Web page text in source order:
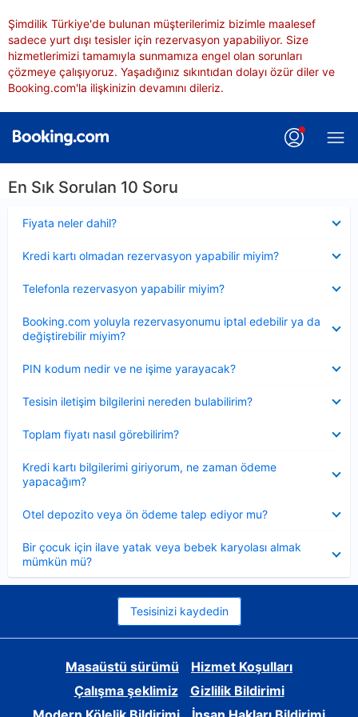
Şimdilik Türkiye'de bulunan müşterilerimiz bizimle maalesef
sadece yurt dışı tesisler için rezervasyon yapabiliyor. Size
hizmetlerimizi tamamıyla sunmamıza engel olan sorunları
çözmeye çalışıyoruz. Yaşadığınız sıkıntıdan dolayı özür diler ve
Booking.com'la ilişkinizin devamını dileriz.
En Sık Sorulan 10 Soru
Fiyata neler dahil?
Kredi kartı olmadan rezervasyon yapabilir miyim?
Telefonla rezervasyon yapabilir miyim?
Booking.com yoluyla rezervasyonumu iptal edebilir ya da
değiştirebilir miyim?
PIN kodum nedir ve ne işime yarayacak?
Tesisin iletişim bilgilerini nereden bulabilirim?
Toplam fiyatı nasıl görebilirim?
Kredi kartı bilgilerimi giriyorum, ne zaman ödeme
yapacağım?
Otel depozito veya ön ödeme talep ediyor mu?
Bir çocuk için ilave yatak veya bebek karyolası almak
mümkün mü?
Tesisinizi kaydedin
Masaüstü sürümü
Hizmet Koşulları
Çalışma şeklimiz
Gizlilik Bildirimi